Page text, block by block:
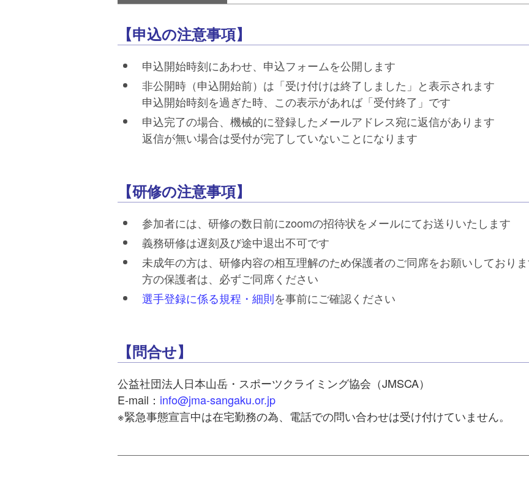
【申込の注意事項】
申込開始時刻にあわせ、申込フォームを公開します
非公開時（申込開始前）は「受け付けは終了しました」と表示されます
申込開始時刻を過ぎた時、この表示があれば「受付終了」です
申込完了の場合、機械的に登録したメールアドレス宛に返信があります
返信が無い場合は受付が完了していないことになります
【研修の注意事項】
参加者には、研修の数日前にzoomの招待状をメールにてお送りいたします
義務研修は遅刻及び途中退出不可です
未成年の方は、研修内容の相互理解のため保護者のご同席をお願いしており
方の保護者は、必ずご同席ください
選手登録に係る規程・細則を事前にご確認ください
【問合せ】
公益社団法人日本山岳・スポーツクライミング協会（JMSCA）
E-mail： info@jma-sangaku.or.jp
※緊急事態宣言中は在宅勤務の為、電話での問い合わせは受け付けていません。